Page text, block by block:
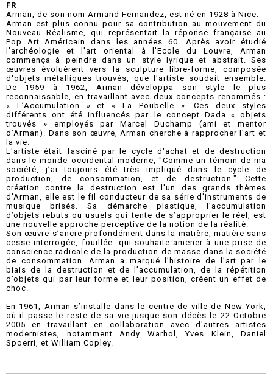
FR
Arman, de son nom Armand Fernandez, est né en 1928 à Nice.
Arman est plus connu pour sa contribution au mouvement du
Nouveau Réalisme, qui représentait la réponse française au
Pop Art Américain dans les années 60. Après avoir étudié
l'archéologie et l'art oriental à l'Ecole du Louvre, Arman
commença à peindre dans un style lyrique et abstrait. Ses
œuvres évoluèrent vers la sculpture libre-forme, composée
d'objets métalliques trouvés, que l'artiste soudait ensemble.
De 1959 à 1962, Arman développa son style le plus
reconnaissable, en travaillant avec deux concepts renommés :
« L’Accumulation » et « La Poubelle ». Ces deux styles
différents ont été influencés par le concept Dada « objets
trouvés » employés par Marcel Duchamp (ami et mentor
d’Arman). Dans son œuvre, Arman cherche à rapprocher l’art et
la vie.
L'artiste était fasciné par le cycle d'achat et de destruction
dans le monde occidental moderne, "Comme un témoin de ma
société, j’ai toujours été très impliqué dans le cycle de
production, de consommation, et de destruction." Cette
création contre la destruction est l'un des grands thèmes
d'Arman, elle est le fil conducteur de sa série d'instruments de
musique brisés. Sa démarche plastique, l’accumulation
d’objets rebuts ou usuels qui tente de s’approprier le réel, est
une nouvelle approche perceptive de la notion de la réalité.
Son œuvre s’ancre profondément dans la matière, matière sans
cesse interrogée, fouillée…qui souhaite amener à une prise de
conscience radicale de la production de masse dans la société
de consommation. Arman a marqué l’histoire de l’art par le
biais de la destruction et de l’accumulation, de la répétition
d’objets qui par leur forme et leur position, créent un effet de
choc.
En 1961, Arman s’installe dans le centre de ville de New York,
où il passe le reste de sa vie jusque son décès le 22 Octobre
2005 en travaillant en collaboration avec d'autres artistes
modernistes, notamment Andy Warhol, Yves Klein, Daniel
Spoerri, et William Copley.